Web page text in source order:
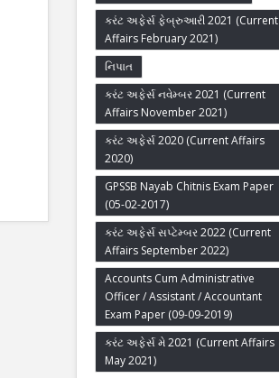
કરંટ અફેર્સ ફેબ્રુઆરી 2021 (Current
Affairs February 2021)
નિપાત
કરંટ અફેર્સ નવેમ્બર 2021 (Current
Affairs November 2021)
કરંટ અફેર્સ 2020 (Current Affairs
2020)
GPSSB Nayab Chitnis Exam Paper
(05-02-2017)
કરંટ અફેર્સ સપ્ટેમ્બર 2022 (Current
Affairs September 2022)
Accounts Cum Administrative
Officer / Assistant / Accountant
Exam Paper (09-09-2019)
કરંટ અફેર્સ મે 2021 (Current Affairs
May 2021)